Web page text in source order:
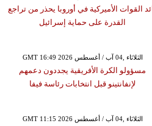
القوات الأميركية في أوروبا يحذر من تراجع
القدرة على حماية إسرائيل
GMT 16:49 2026 الثلاثاء ,04 آب / أغسطس
مسؤولو الكرة الأفريقية يجددون دعمهم
لإنفانتينو قبل انتخابات رئاسة فيفا
GMT 11:15 2026 الثلاثاء ,04 آب / أغسطس